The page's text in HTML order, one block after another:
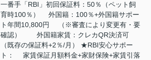
一番手「RBI」初回保証料：50％（ペット飼
育時100％） 外国籍：100％+外国籍サポー
ト年間10,800円 （※審査により変更有・要
確認） 外国籍家賃：クレカQR決済可
（既存の保証料+2％/月） ★RBI安心サポー
ト： 家賃保証月額料金+家財保険+家賃引落